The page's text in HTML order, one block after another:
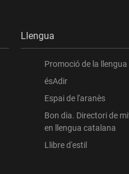
Llengua
Promoció de la llengua
ésAdir
Espai de l'aranès
Bon dia. Directori de
en llengua catalana
Llibre d'estil